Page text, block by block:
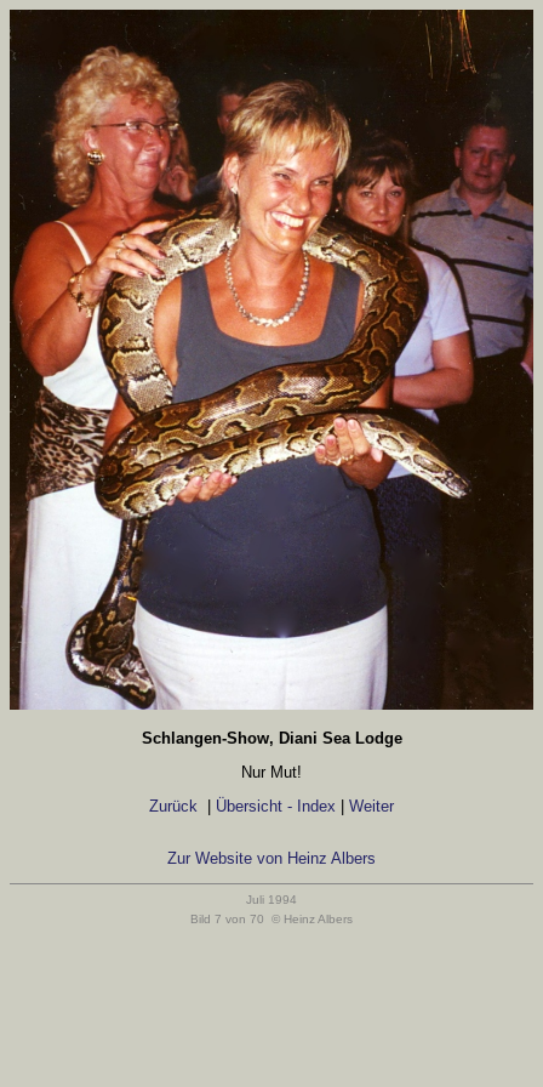
Schlangen-Show, Diani Sea Lodge
Nur Mut!
Zurück
Übersicht - Index Weiter
Zur Website von Heinz Albers
Juli 1994
Bild 7 von 70 © Heinz Albers